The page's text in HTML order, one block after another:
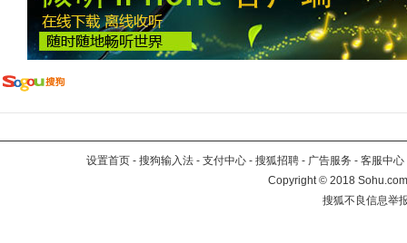
设置首页 - 搜狗输入法 - 支付中心 - 搜狐招聘 - 广告服务 - 客服中心
Copyright©2018
搜狐不良信息举